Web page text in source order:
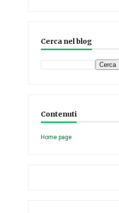
Cerca nel blog
Contenuti
Home page